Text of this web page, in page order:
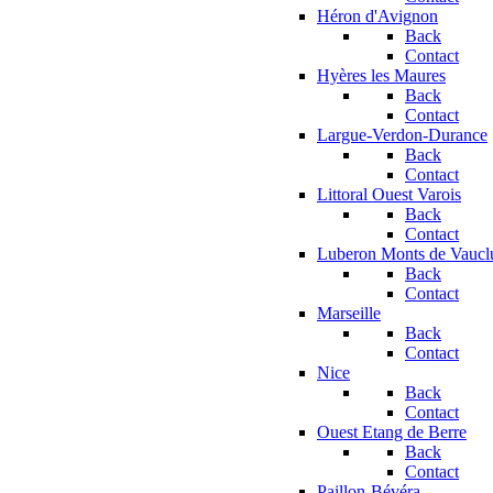
Héron d'Avignon
Back
Contact
Hyères les Maures
Back
Contact
Largue-Verdon-Durance
Back
Contact
Littoral Ouest Varois
Back
Contact
Luberon Monts de
Back
Contact
Marseille
Back
Contact
Nice
Back
Contact
Ouest Etang de Berre
Back
Contact